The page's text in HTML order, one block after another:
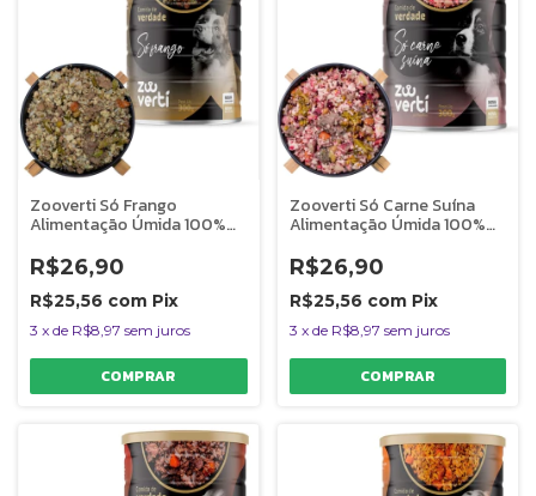
Zooverti Só Frango
Alimentação Úmida 100%
Monoproteica 300g
R$26,90
R$25,56 com Pix
3 x de R$8,97 sem juros
Zooverti Só Carne Suína
Alimentação Úmida 100%
Monoproteica 300g
R$26,90
R$25,56 com Pix
3 x de R$8,97 sem juros